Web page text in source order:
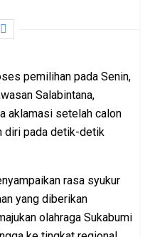
pemilihan pada Senin,
Salabintana,
aklamasi setelah calon
diri pada detik-detik
rasa syukur
yang diberikan
olahraga Sukabumi